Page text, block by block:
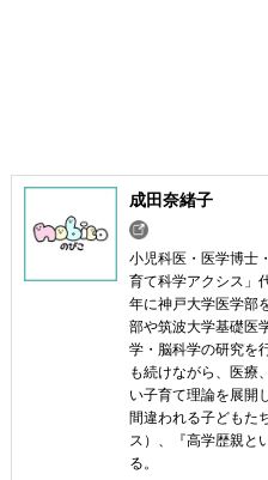
成田奈緒子
小児科医・医学博士
育て科学アクシス」
年に神戸大学医学部
部や筑波大学基礎医
学・脳科学の研究を
も続けながら、医療
い子育て理論を展開
間違われる子どもた
ス）、『高学歴親と
る。